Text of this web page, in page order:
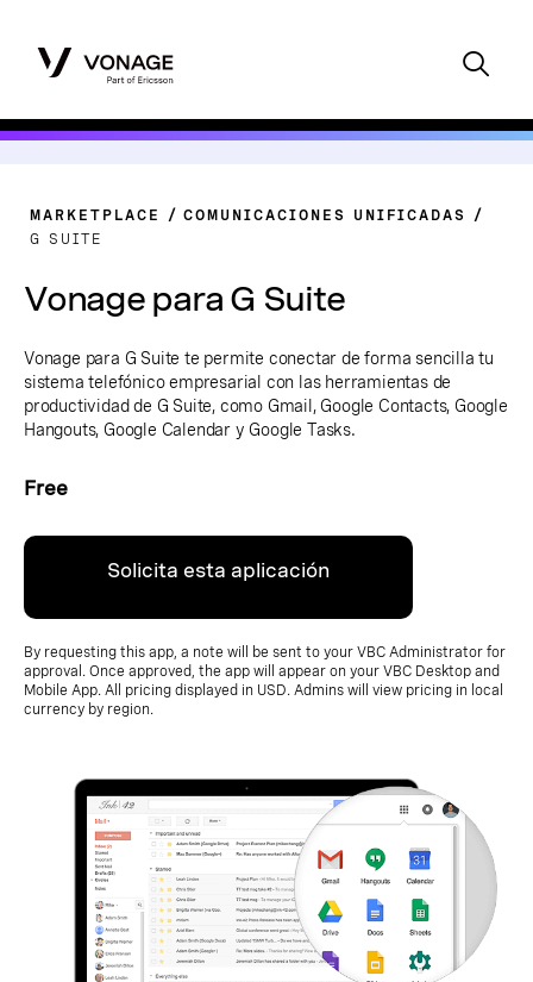
MARKETPLACE
COMUNICACIONES UNIFICADAS
G SUITE
Vonage para G Suite
Vonage para G Suite te permite conectar de forma sencilla tu
sistema telefónico empresarial con las herramientas de
productividad de G Suite, como Gmail, Google Contacts, Google
Hangouts, Google Calendar y Google Tasks.
Free
Solicita esta aplicación
By requesting this app, a note will be sent to your VBC Administrator for
approval. Once approved, the app will appear on your VBC Desktop and
Mobile App. All pricing displayed in USD. Admins will view pricing in local
currency by region.